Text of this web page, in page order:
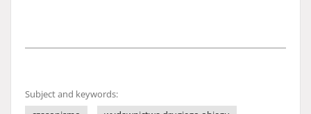
Subject and keywords: